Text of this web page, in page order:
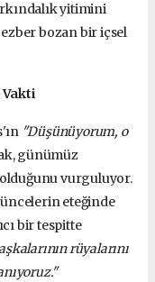
yitimini
ezber bozan bir içsel
Vakti
"Düşünüyorum, o
günümüz
vurguluyor.
eteğinde
bir tespitte
rüyalarını